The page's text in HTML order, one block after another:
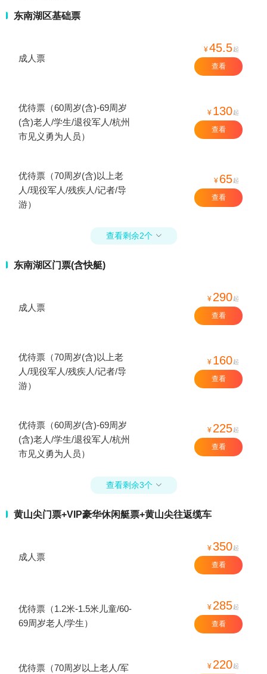
东南湖区基础票
成人票
¥45.5起
查看
优待票（60周岁(含)-69周岁
(含)老人/学生/退役军人/杭州
市见义勇为人员）
¥ 130起
查看
优待票（70周岁(含)以上老
人/现役军人/残疾人/记者/导
游）
¥ 65起
查看
查看剩余2个 
东南湖区门票(含快艇)
成人票
¥ 290起
查看
优待票（70周岁(含)以上老
人/现役军人/残疾人/记者/导
游）
¥ 160起
查看
优待票（60周岁(含)-69周岁
(含)老人/学生/退役军人/杭州
市见义勇为人员）
¥ 225起
查看
查看剩余3个 
黄山尖门票+VIP豪华休闲艇票+黄山尖往返缆车
成人票
¥350起
查看
优待票（1.2米-1.5米儿童/60-
69周岁老人/学生）
¥ 285起
查看
优待票（70周岁以上老人/军
¥ 220起